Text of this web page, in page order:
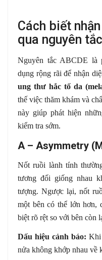
Cách biết
qua nguyên
Nguyên tắc ABCDE là
dụng rộng rãi để nhận
ung thư hắc tố da
thế việc thăm khám và
này giúp phát hiện
kiểm tra sớm.
A – Asymmetry
Nốt ruồi lành tính
tương đối giống nhau
tượng. Ngược lại, nốt
một bên có thể lớn hơn,
biệt rõ rệt so với bên còn
Dấu hiệu cảnh báo: Khi
nửa không khớp nhau về